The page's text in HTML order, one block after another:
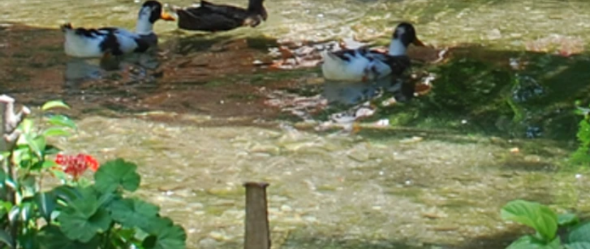
arikanda_river_hotel_Photo_bedroom06 arikanda_river_hotel_Photo_bedroom07